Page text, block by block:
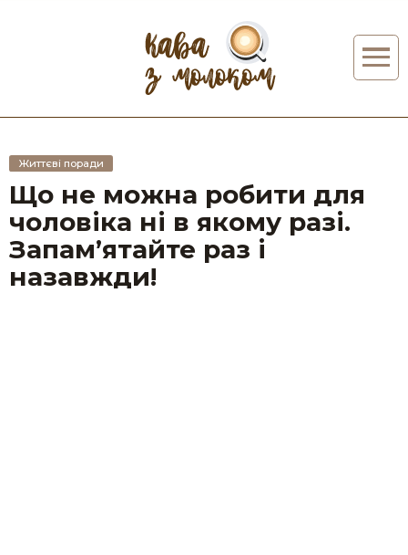
Життєві поради
Що не можна робити для
чоловіка ні в якому разі.
Запам’ятайте раз і
назавжди!